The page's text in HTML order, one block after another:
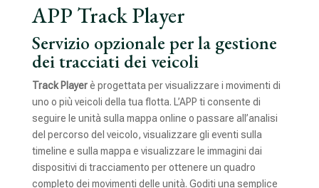
APP Track Player
Servizio opzionale per la gestione
dei tracciati dei veicoli
Track Playerè progettata per visualizzare i movimenti di
uno o più veicoli della tua flotta. L’APP ti consente di
seguire le unità sulla mappa online o passare all’analisi
del percorso del veicolo, visualizzare gli eventi sulla
timeline e sulla mappa e visualizzare le immagini dai
dispositivi di tracciamento per ottenere un quadro
completo dei movimenti delle unità. Goditi una semplice